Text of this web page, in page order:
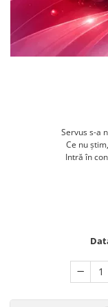
Servus s-a
Ce nu
Intră în